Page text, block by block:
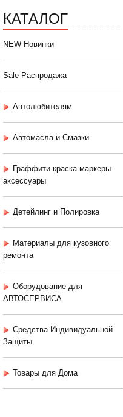
КАТАЛОГ
NEW Новинки
Sale Распродажа
Автолюбителям
Автомасла и Смазки
Граффити краска-маркеры-
аксессуары
Детейлинг и Полировка
Материалы для кузовного
ремонта
Оборудование для
АВТОСЕРВИСА
Средства Индивидуальной
Защиты
Товары для Дома